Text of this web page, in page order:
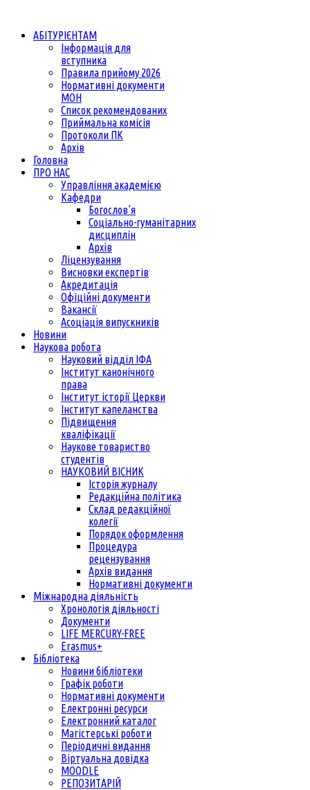
АБІТУРІЄНТАМ
Інформація для
вступника
Правила прийому 2026
Нормативні документи
МОН
Список рекомендованих
Приймальна комісія
Протоколи ПК
Архів
Головна
ПРО НАС
Управління академією
Кафедри
Богослов’я
Соціально-гуманітарних
дисциплін
Архів
Ліцензування
Висновки експертів
Акредитація
Офіційні документи
Вакансії
Асоціація випускників
Новини
Наукова робота
Науковий відділ ІФА
Інститут канонічного
права
Інститут історії Церкви
Інститут капеланства
Підвищення
кваліфікації
Наукове товариство
студентів
НАУКОВИЙ ВІСНИК
Історія журналу
Редакційна політика
Склад редакційної
колегії
Порядок оформлення
Процедура
рецензування
Архів видання
Нормативні документи
Міжнародна діяльність
Хронологія діяльності
Документи
LIFE MERCURY-FREE
Erasmus+
Бібліотека
Новини бібліотеки
Графік роботи
Нормативні документи
Електронні ресурси
Електронний каталог
Магістерські роботи
Періодичні видання
Віртуальна довідка
MOODLE
РЕПОЗИТАРІЙ